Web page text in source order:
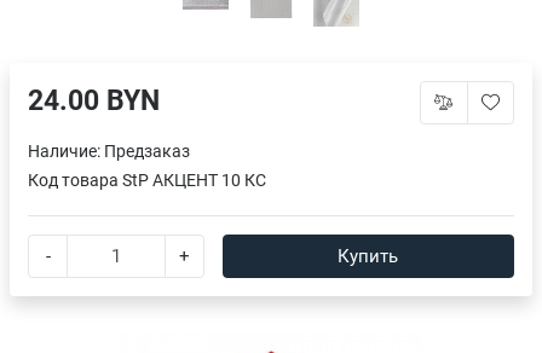
24.00 BYN
Наличие: Предзаказ
Код товара StP АКЦЕНТ 10 КС
- + Купить